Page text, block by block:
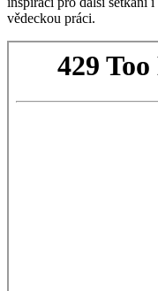
vědeckou práci.
Skip